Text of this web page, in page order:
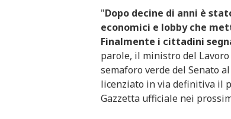
"Dopo decine di anni è
economici e lobby che
Finalmente i cittadini
parole, il ministro del
semaforo verde del Senato al
licenziato in via definitiva il
Gazzetta ufficiale nei